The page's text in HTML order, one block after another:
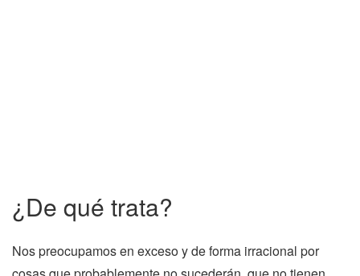
¿De qué trata?
Nos preocupamos en exceso y de forma irracional por